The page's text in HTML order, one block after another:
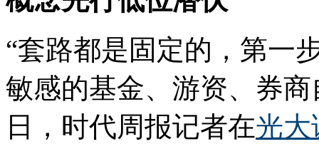
“套路都是固定的，第一
敏感的基金、游资、券
日，时代周报记者在光大